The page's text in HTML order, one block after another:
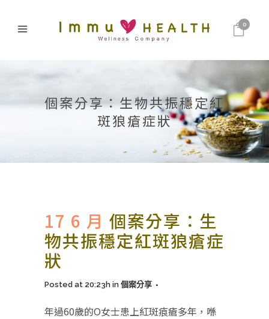
0
個案分享：生物共振穩定紅
斑狼瘡症狀
17 6 月 個案分享：生
物共振穩定紅斑狼瘡症
狀
Posted at 20:23h in 個案分享
年過60歲的O女士患上紅斑㾗瘡多年，喺